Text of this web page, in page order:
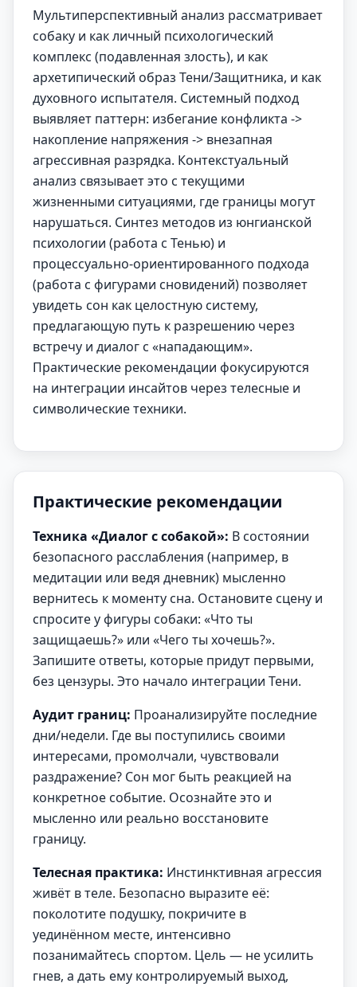
Мультиперспективный анализ рассматривает
собаку и как личный психологический
комплекс (подавленная злость), и как
архетипический образ Тени/Защитника, и как
духовного испытателя. Системный подход
выявляет паттерн: избегание конфликта ->
накопление напряжения -> внезапная
агрессивная разрядка. Контекстуальный
анализ связывает это с текущими
жизненными ситуациями, где границы могут
нарушаться. Синтез методов из юнгианской
психологии (работа с Тенью) и
процессуально-ориентированного подхода
(работа с фигурами сновидений) позволяет
увидеть сон как целостную систему,
предлагающую путь к разрешению через
встречу и диалог с «нападающим».
Практические рекомендации фокусируются
на интеграции инсайтов через телесные и
символические техники.
Практические рекомендации
Техника «Диалог с собакой»: В состоянии
безопасного расслабления (например, в
медитации или ведя дневник) мысленно
вернитесь к моменту сна. Остановите сцену и
спросите у фигуры собаки: «Что ты
защищаешь?» или «Чего ты хочешь?».
Запишите ответы, которые придут первыми,
без цензуры. Это начало интеграции Тени.
Аудит границ: Проанализируйте последние
дни/недели. Где вы поступились своими
интересами, промолчали, чувствовали
раздражение? Сон мог быть реакцией на
конкретное событие. Осознайте это и
мысленно или реально восстановите
границу.
Телесная практика: Инстинктивная агрессия
живёт в теле. Безопасно выразите её:
поколотите подушку, покричите в
уединённом месте, интенсивно
позанимайтесь спортом. Цель — не усилить
гнев, а дать ему контролируемый выход,